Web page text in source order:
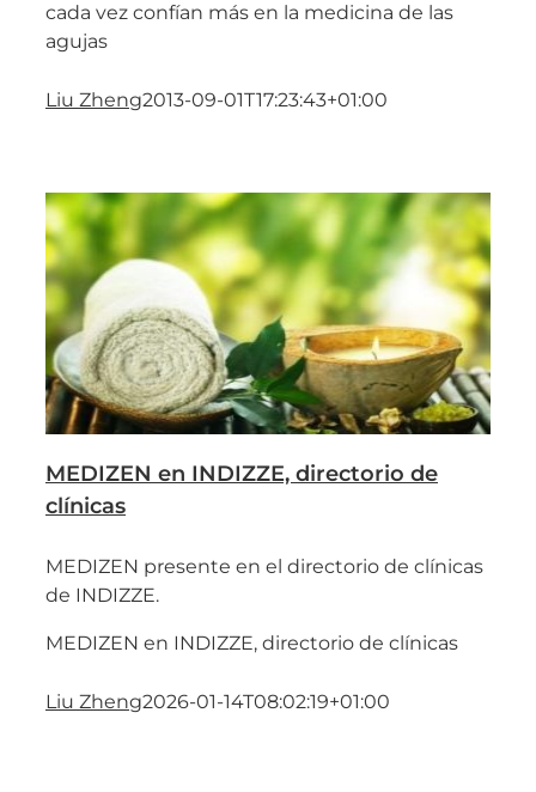
cada vez confían más en la medicina de las
agujas
Liu Zheng2013-09-01T17:23:43+01:00
MEDIZEN en INDIZZE, directorio de
clínicas
MEDIZEN presente en el directorio de clínicas
de INDIZZE.
MEDIZEN en INDIZZE, directorio de clínicas
Liu Zheng2026-01-14T08:02:19+01:00